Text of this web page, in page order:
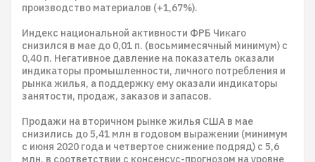
производство материалов (+1,67%).
Индекс национальной активности ФРБ Чикаго
снизился в мае до 0,01 п. (восьмимесячный минимум) с
0,40 п. Негативное давление на показатель оказали
индикаторы промышленности, личного потребления и
рынка жилья, а поддержку ему оказали индикаторы
занятости, продаж, заказов и запасов.
Продажи на вторичном рынке жилья США в мае
снизились до 5,41 млн в годовом выражении (минимум
с июня 2020 года и четвертое снижение подряд) с 5,6
млн, в соответствии с консенсус-прогнозом на уровне